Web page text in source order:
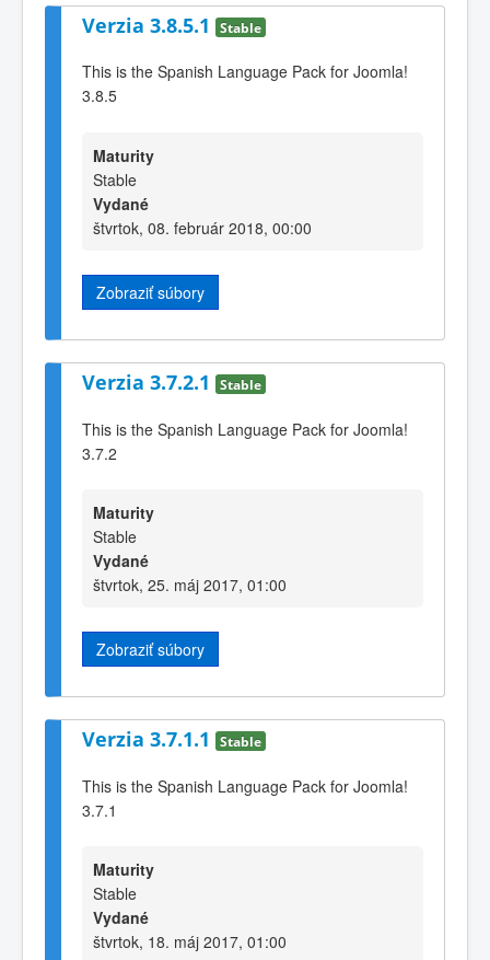
Verzia 3.8.5.1 Stable
This is the Spanish Language Pack for Joomla!
3.8.5
Maturity
Stable
Vydané
štvrtok, 08. február 2018, 00:00
Zobraziť súbory
Verzia 3.7.2.1 Stable
This is the Spanish Language Pack for Joomla!
3.7.2
Maturity
Stable
Vydané
štvrtok, 25. máj 2017, 01:00
Zobraziť súbory
Verzia 3.7.1.1 Stable
This is the Spanish Language Pack for Joomla!
3.7.1
Maturity
Stable
Vydané
štvrtok, 18. máj 2017, 01:00